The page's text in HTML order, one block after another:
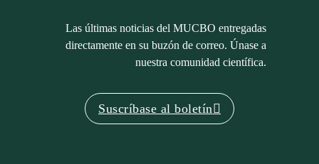
Las últimas noticias del MUCBO entregadas
directamente en su buzón de correo. Únase a
nuestra comunidad científica.
Suscríbase al boletín